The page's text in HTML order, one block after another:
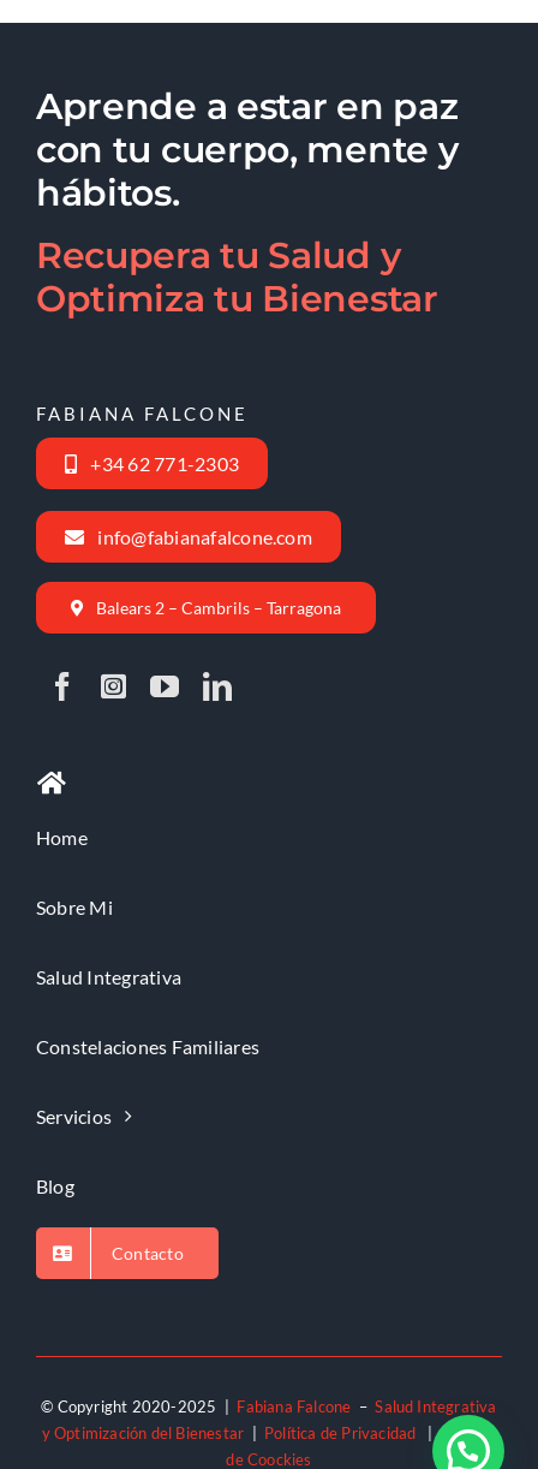
Aprende a estar en paz
con tu cuerpo, mente y
hábitos.
Recupera tu Salud y
Optimiza tu Bienestar
FABIANA FALCONE
+34 62 771-2303
info@fabianafalcone.com
Balears 2 – Cambrils – Tarragona
Home
Sobre Mi
Salud Integrativa
Constelaciones Familiares
Servicios
Blog
Contacto
© Copyright 2020-2025 | Fabiana Falcone –Salud Integrativa
y Optimización del Bienestar
Política de Privacidad | Política
de Coockies